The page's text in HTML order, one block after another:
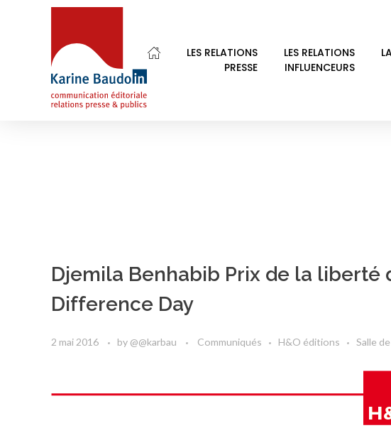
LES RELATIONS
PRESSE
LES RELATIONS
INFLUENCEURS
Home
POSTS TAGGED:
Djemila Benhabib Prix de la liberté
Difference Day
2 mai 2016 by @@karbau Communiqués H&O éditions Salle